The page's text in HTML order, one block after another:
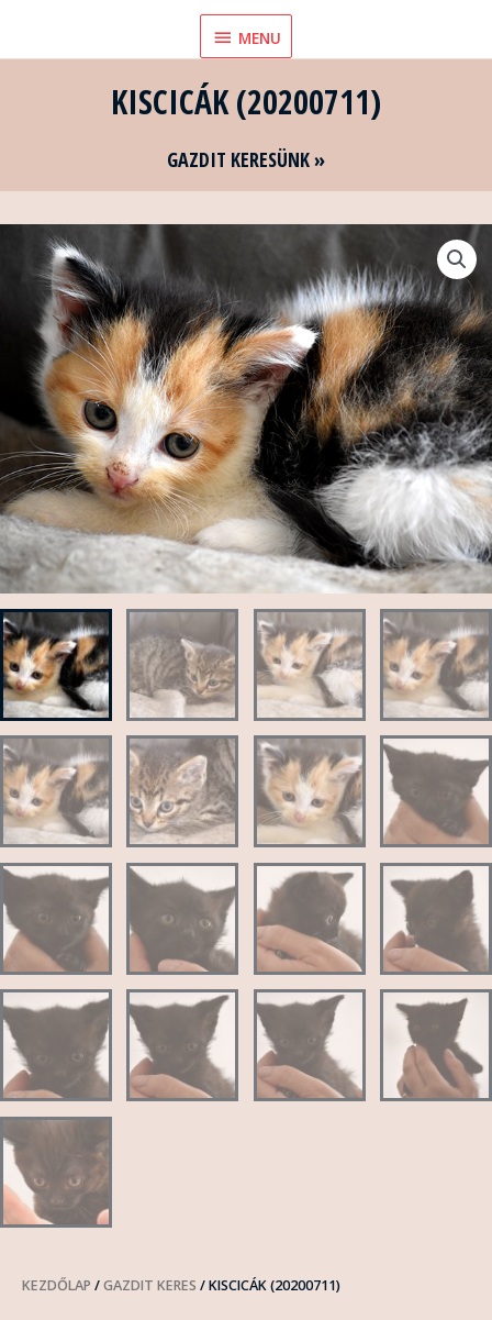
MENU
MENU
KISCICÁK (20200711)
GAZDIT KERESÜNK »
KEZDŐLAP /GAZDIT KERES / KISCICÁK (20200711)